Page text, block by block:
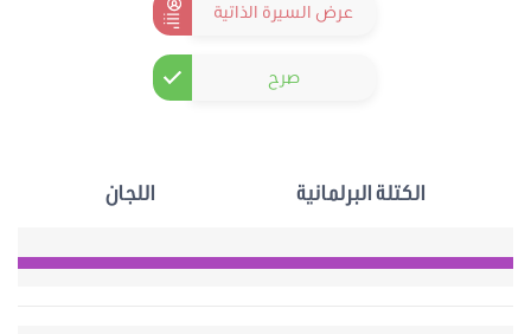
عرض السيرة الذاتية
صرح
الكتلة البرلمانية اللجان